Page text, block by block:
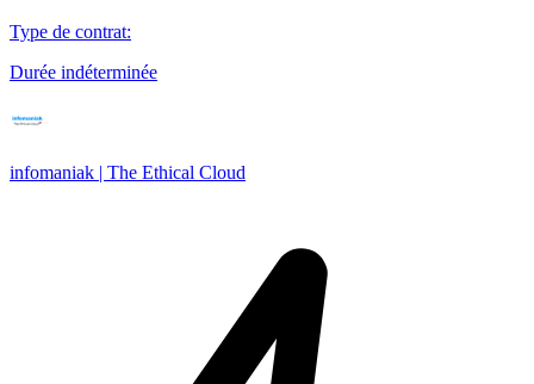
Type de contrat:
Durée indéterminée
infomaniak | The Ethical Cloud